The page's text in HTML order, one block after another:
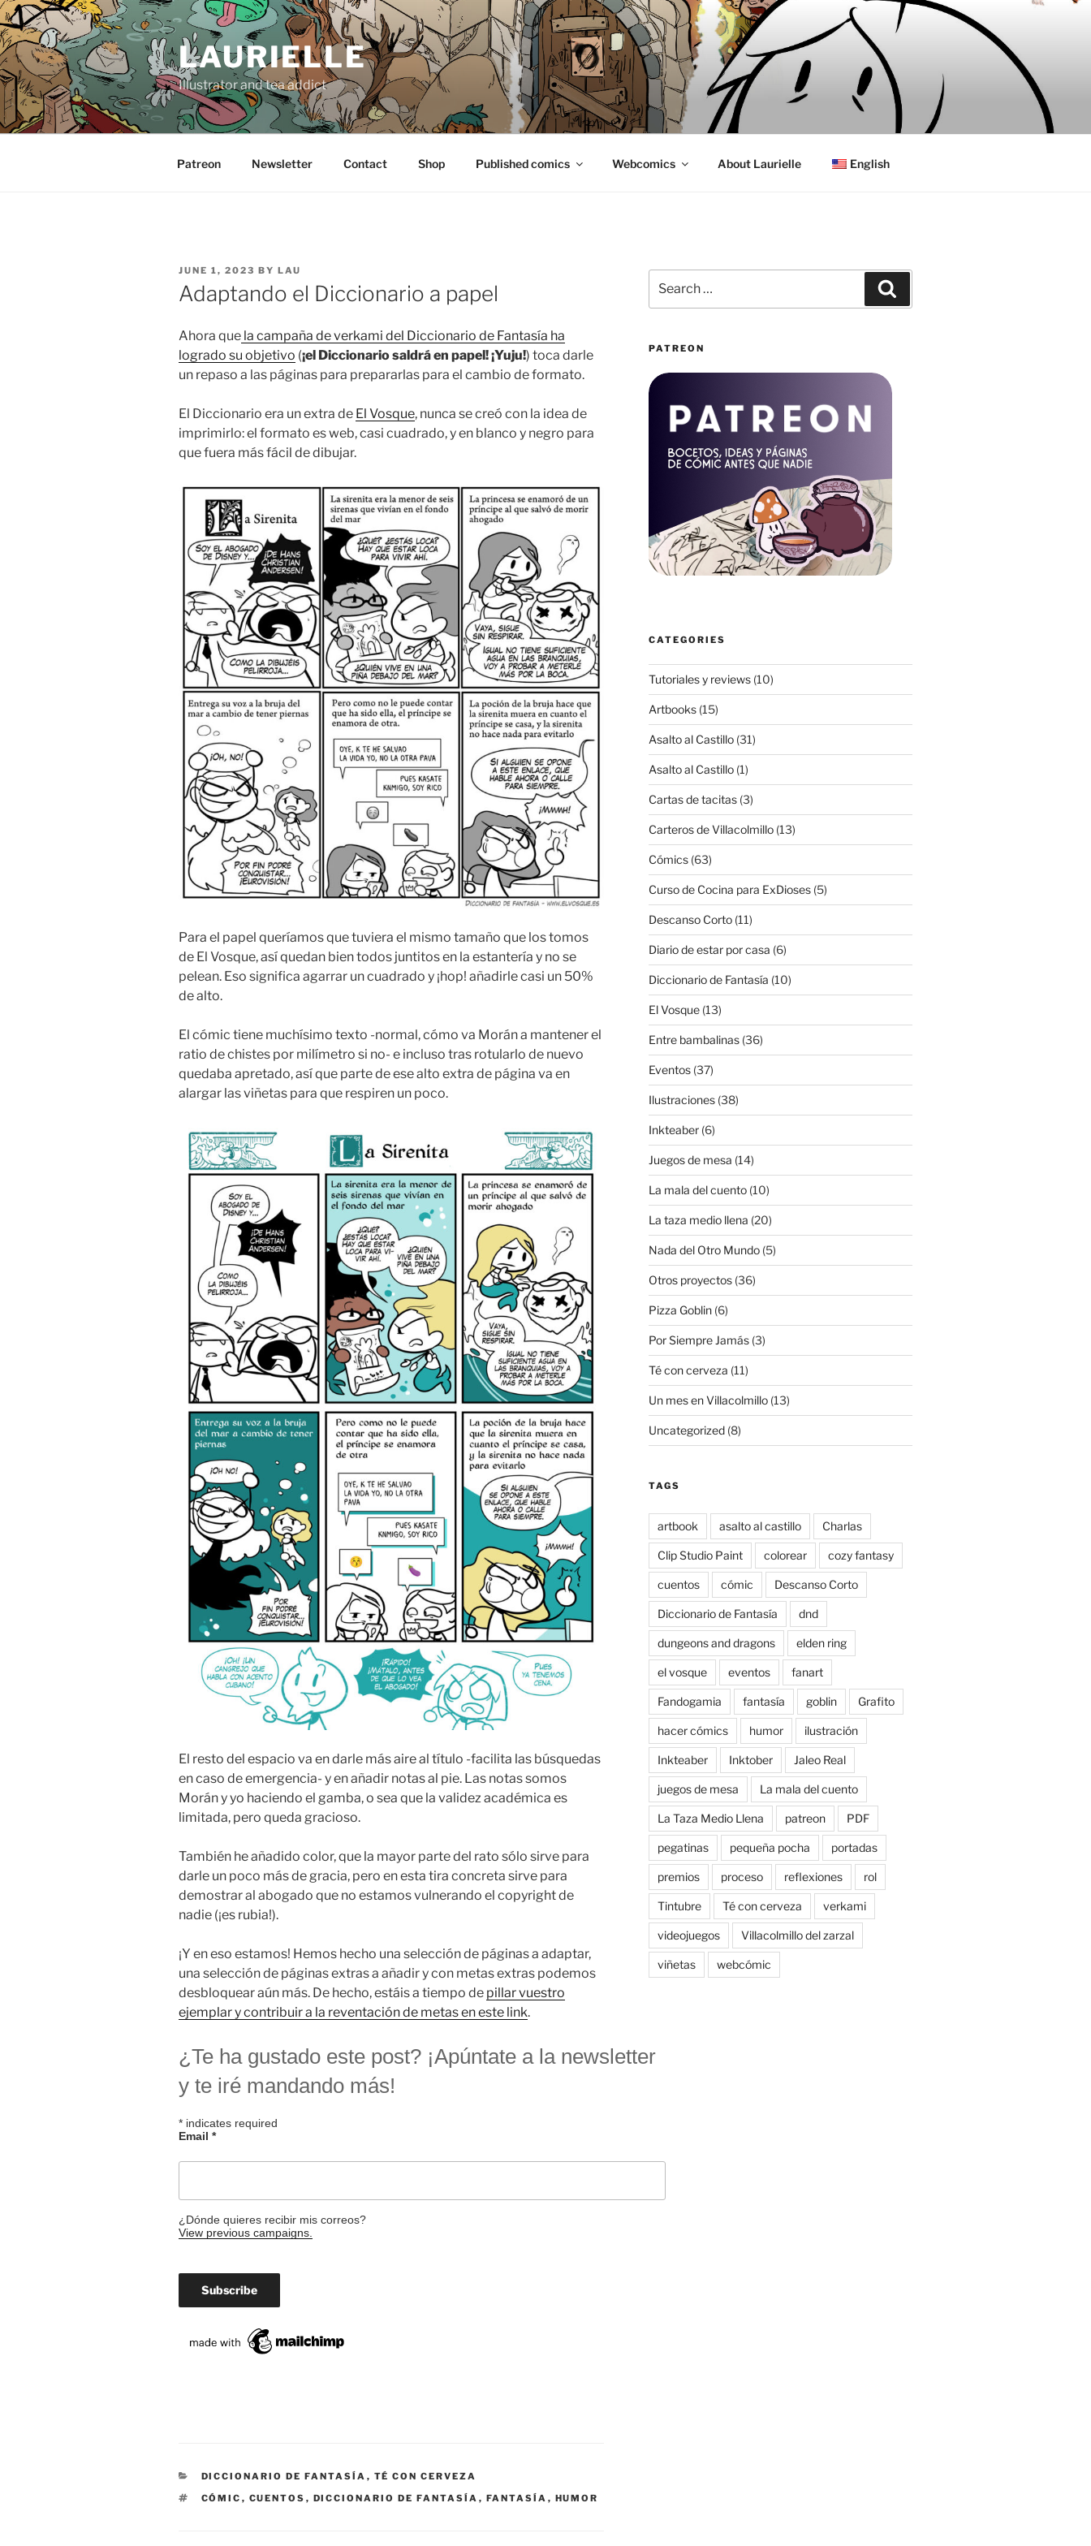
Skip
to
content
LAURIELLE
Illustrator and tea addict
Patreon Newsletter Contact Shop Published comics Webcomics About Laurielle English
POSTED
ON
JUNE 1, 2023 BY LAU
Adaptando el Diccionario a papel
Ahora que la campaña de verkami del Diccionario de Fantasía ha
logrado su objetivo (¡el Diccionario saldrá en papel! ¡Yuju!) toca darle
un repaso a las páginas para prepararlas para el cambio de formato.
El Diccionario era un extra de El Vosque, nunca se creó con la idea de
imprimirlo: el formato es web, casi cuadrado, y en blanco y negro para
que fuera más fácil de dibujar.
Para el papel queríamos que tuviera el mismo tamaño que los tomos
de El Vosque, así quedan bien todos juntitos en la estantería y no se
pelean. Eso significa agarrar un cuadrado y ¡hop! añadirle casi un 50%
de alto.
El cómic tiene muchísimo texto -normal, cómo va Morán a mantener el
ratio de chistes por milímetro si no- e incluso tras rotularlo de nuevo
quedaba apretado, así que parte de ese alto extra de página va en
alargar las viñetas para que respiren un poco.
El resto del espacio va en darle más aire al título -facilita las búsquedas
en caso de emergencia- y en añadir notas al pie. Las notas somos
Morán y yo haciendo el gamba, o sea que la validez académica es
limitada, pero queda gracioso.
También he añadido color, que la mayor parte del rato sólo sirve para
darle un poco más de gracia, pero en esta tira concreta sirve para
demostrar al abogado que no estamos vulnerando el copyright de
nadie (¡es rubia!).
¡Y en eso estamos! Hemos hecho una selección de páginas a adaptar,
una selección de páginas extras a añadir y con metas extras podemos
desbloquear aún más. De hecho, estáis a tiempo de pillar vuestro
ejemplar y contribuir a la reventación de metas en este link.
¿Te ha gustado este post? ¡Apúntate a la newsletter
y te iré mandando más!
* indicates required
Email *
¿Dónde quieres recibir mis correos?
View previous campaigns.
CATEGORIES
DICCIONARIO DE FANTASÍA , TÉ CON CERVEZA
TAGS
CÓMIC , CUENTOS , DICCIONARIO DE FANTASÍA , FANTASÍA , HUMOR
for:
PATREON
CATEGORIES
Tutoriales y reviews(10)
Artbooks(15)
Asalto al Castillo(31)
Asalto al Castillo(1)
Cartas de tacitas(3)
Carteros de Villacolmillo(13)
Cómics(63)
Curso de Cocina para ExDioses(5)
Descanso Corto(11)
Diario de estar por casa (6)
Diccionario de Fantasía (10)
El Vosque(13)
Entre bambalinas(36)
Eventos(37)
Ilustraciones(38)
Inkteaber(6)
Juegos de mesa (14)
La mala del cuento(10)
La taza medio llena (20)
Nada del Otro Mundo(5)
Otros proyectos(36)
Pizza Goblin(6)
Por Siempre Jamás(3)
Té con cerveza (11)
Un mes en Villacolmillo(13)
Uncategorized(8)
TAGS
artbook asalto al castillo Charlas
Clip Studio Paint colorear cozy fantasy
cuentos cómic Descanso Corto
Diccionario de Fantasía dnd
dungeons and dragons elden ring
el vosque eventos fanart
Fandogamia fantasía goblin Grafito
hacer cómics humor ilustración
Inkteaber Inktober Jaleo Real
juegos de mesa La mala del cuento
La Taza Medio Llena patreon PDF
pegatinas pequeña pocha portadas
premios proceso reflexiones rol
Tintubre Té con cerveza verkami
videojuegos Villacolmillo del zarzal
viñetas webcómic